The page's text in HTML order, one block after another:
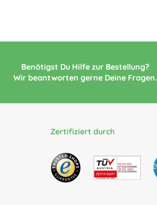
Benötigst Du Hilfe zur Bestellung?
Wir beantworten gerne Deine Fragen.
Zertifiziert durch